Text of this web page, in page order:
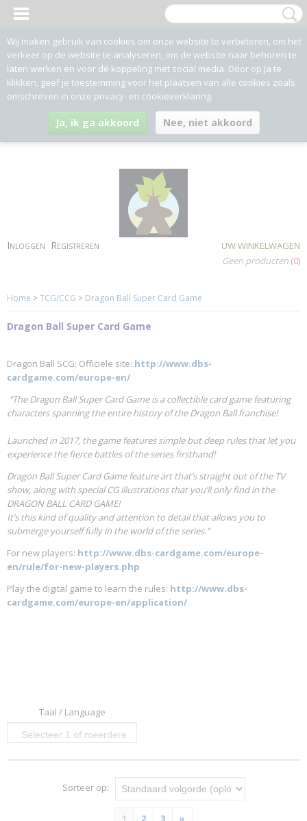
Inloggen Registreren
UW WINKELWAGEN
Geen producten (0)
Home >TCG/CCG > Dragon Ball Super Card Game
Dragon Ball Super Card Game
Dragon Ball SCG: Officiële site: http://www.dbs-
cardgame.com/europe-en/
"The Dragon Ball Super Card Game is a collectible card game featuring
characters spanning the entire history of the Dragon Ball franchise!
Launched in 2017, the game features simple but deep rules that let you
experience the fierce battles of the series firsthand!
Dragon Ball Super Card Game feature art that’s straight out of the TV
show, along with special CG illustrations that you’ll only find in the
DRAGON BALL CARD GAME!
It’s this kind of quality and attention to detail that allows you to
submerge yourself fully in the world of the series."
For new players: http://www.dbs-cardgame.com/europe-
en/rule/for-new-players.php
Play the digital game to learn the rules: http://www.dbs-
cardgame.com/europe-en/application/
Taal / Language
Selecteer 1 of meerdere
Sorteer op:
1 2 3 »
Wij maken gebruik van cookies om onze website te verbeteren, om het
verkeer op de website te analyseren, om de website naar behoren te
laten werken en voor de koppeling met social media. Door op Ja te
klikken, geef je toestemming voor het plaatsen van alle cookies zoals
omschreven in onze privacy- en cookieverklaring.
Ja, ik ga akkoord Nee, niet akkoord